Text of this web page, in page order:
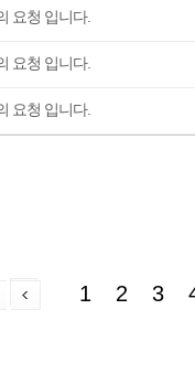
요청 입니다.
요청 입니다.
요청 입니다.
1 2 3